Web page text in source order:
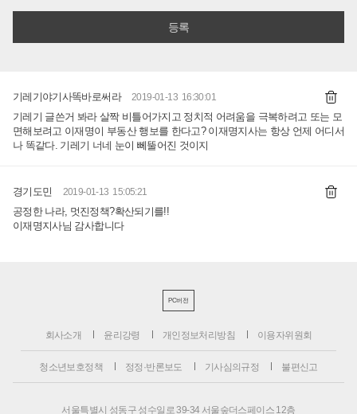
기레기야기사똑바로써라 2019-01-13 16:30:01
기레기 글쓴거 봐라 살짝 비틀어가지고 정치적 어려움을 극복하려고 또는 모
면해보려고 이재명이 부동산 행보를 한다고? 이재명지사는 항상 언제 어디서
나 똑같다. 기레기 너네 눈이 뻬뚤어진 것이지
경기도민 2019-01-13 15:05:21
공정한 나라, 멋진정책?확산되기를!!
이재명지사님 감사합니다
PC버전
회사소개 윤리강령 개인정보처리방침 이용자위원회
청소년보호정책 정정·반론보도 기사심의규정 불편신고
서울특별시 성동구 성수일로 39-34 서울숲더스페이스 12층